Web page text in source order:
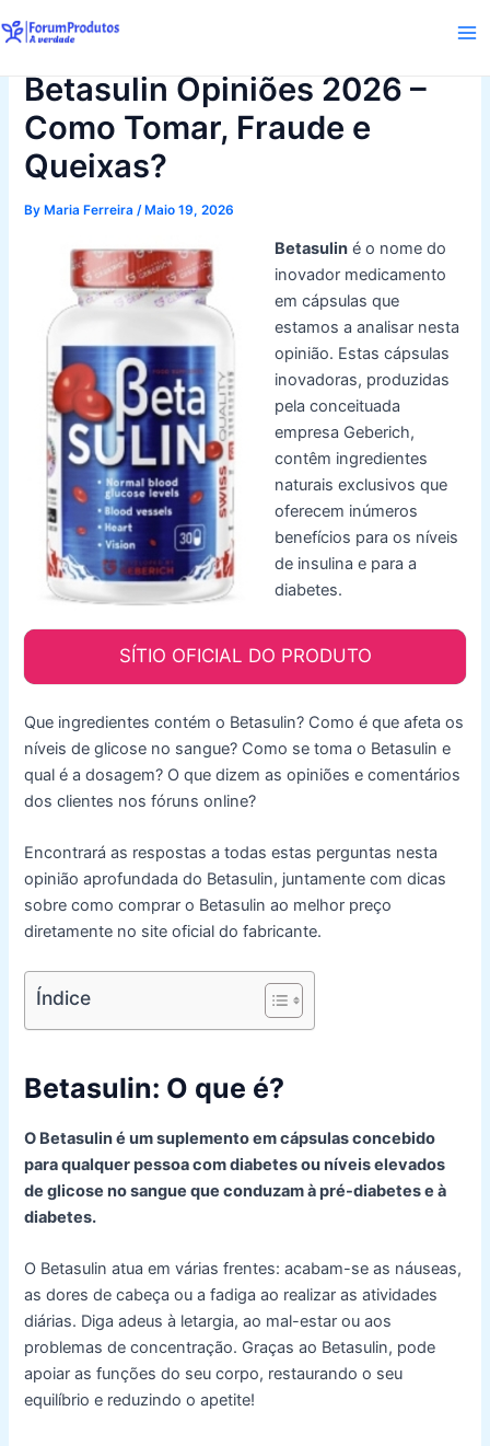
to
Betasulin Opiniões 2026 –
Como Tomar, Fraude e
Queixas?
ByMaria Ferreira /Maio 19, 2026
Betasulin é o nome do
inovador medicamento
em cápsulas que
estamos a analisar nesta
opinião. Estas cápsulas
inovadoras, produzidas
pela conceituada
empresa Geberich,
contêm ingredientes
naturais exclusivos que
oferecem inúmeros
benefícios para os níveis
de insulina e para a
diabetes.
SÍTIO OFICIAL DO PRODUTO
Que ingredientes contém o Betasulin? Como é que afeta os
níveis de glicose no sangue? Como se toma o Betasulin e
qual é a dosagem? O que dizem as opiniões e comentários
dos clientes nos fóruns online?
Encontrará as respostas a todas estas perguntas nesta
opinião aprofundada do Betasulin, juntamente com dicas
sobre como comprar o Betasulin ao melhor preço
diretamente no site oficial do fabricante.
Índice
Betasulin: O que é?
O Betasulin é um suplemento em cápsulas concebido
para qualquer pessoa com diabetes ou níveis elevados
de glicose no sangue que conduzam à pré-diabetes e à
diabetes.
O Betasulin atua em várias frentes: acabam-se as náuseas,
as dores de cabeça ou a fadiga ao realizar as atividades
diárias. Diga adeus à letargia, ao mal-estar ou aos
problemas de concentração. Graças ao Betasulin, pode
apoiar as funções do seu corpo, restaurando o seu
equilíbrio e reduzindo o apetite!